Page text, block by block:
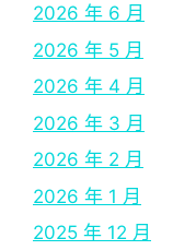
2026 年 6 月
2026 年 5 月
2026 年 4 月
2026 年 3 月
2026 年 2 月
2026 年 1 月
2025 年 12 月